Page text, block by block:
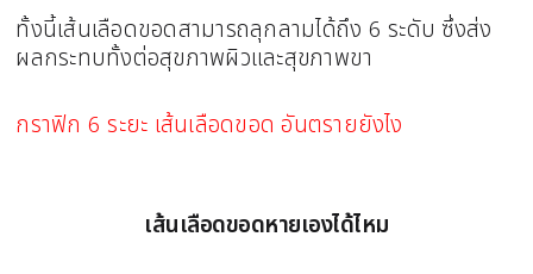
ทั้งนี้เส้นเลือดขอดสามารถลุกลามได้ถึง 6 ระดับ ซึ่งส่ง
ผลกระทบทั้งต่อสุขภาพผิวและสุขภาพขา
กราฟิก 6 ระยะ เส้นเลือดขอด อันตรายยังไง
เส้นเลือดขอดหายเองได้ไหม